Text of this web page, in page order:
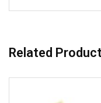
Related